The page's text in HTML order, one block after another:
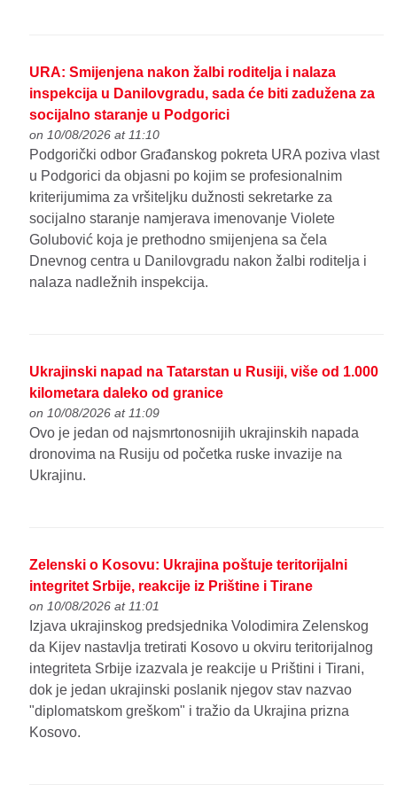
URA: Smijenjena nakon žalbi roditelja i nalaza
inspekcija u Danilovgradu, sada će biti zadužena za
socijalno staranje u Podgorici
on 10/08/2026 at 11:10
Podgorički odbor Građanskog pokreta URA poziva vlast
u Podgorici da objasni po kojim se profesionalnim
kriterijumima za vršiteljku dužnosti sekretarke za
socijalno staranje namjerava imenovanje Violete
Golubović koja je prethodno smijenjena sa čela
Dnevnog centra u Danilovgradu nakon žalbi roditelja i
nalaza nadležnih inspekcija.
Ukrajinski napad na Tatarstan u Rusiji, više od 1.000
kilometara daleko od granice
on 10/08/2026 at 11:09
Ovo je jedan od najsmrtonosnijih ukrajinskih napada
dronovima na Rusiju od početka ruske invazije na
Ukrajinu.
Zelenski o Kosovu: Ukrajina poštuje teritorijalni
integritet Srbije, reakcije iz Prištine i Tirane
on 10/08/2026 at 11:01
Izjava ukrajinskog predsjednika Volodimira Zelenskog
da Kijev nastavlja tretirati Kosovo u okviru teritorijalnog
integriteta Srbije izazvala je reakcije u Prištini i Tirani,
dok je jedan ukrajinski poslanik njegov stav nazvao
"diplomatskom greškom" i tražio da Ukrajina prizna
Kosovo.